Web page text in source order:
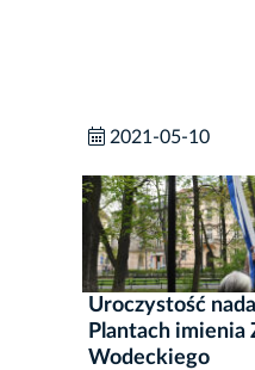
2021-05-10
Uroczystość
Plantach imienia
Wodeckiego